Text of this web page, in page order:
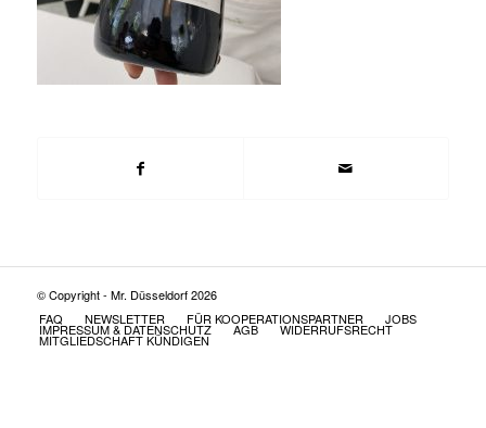
© Copyright - Mr. Düsseldorf 2026
FAQ
NEWSLETTER FÜR KOOPERATIONSPARTNER JOBS
IMPRESSUM & DATENSCHUTZ AGB WIDERRUFSRECHT
MITGLIEDSCHAFT KÜNDIGEN